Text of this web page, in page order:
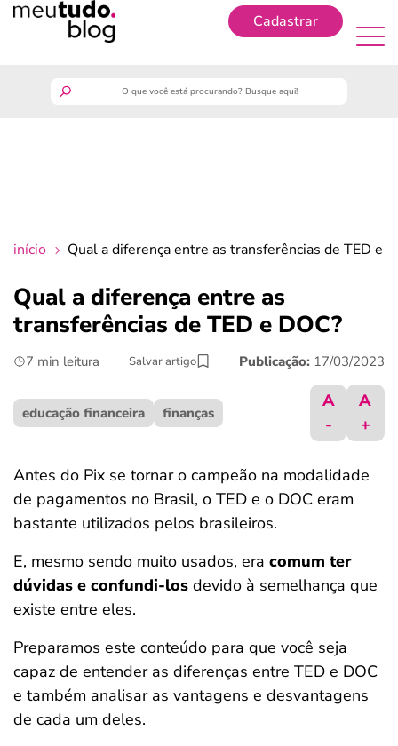
Cadastrar
crédito fácil
últimas notícias
ferramentas
início Qual a diferença entre as transferências de TED e
Qual a diferença entre as
transferências de TED e DOC?
7 min leitura Salvar artigo Publicação: 17/03/2023
educação financeira finanças
A
-
A
+
Antes do Pix se tornar o campeão na modalidade
de pagamentos no Brasil, o TED e o DOC eram
bastante utilizados pelos brasileiros.
E, mesmo sendo muito usados, era comum ter
dúvidas e confundi-los devido à semelhança que
existe entre eles.
Preparamos este conteúdo para que você seja
capaz de entender as diferenças entre TED e DOC
e também analisar as vantagens e desvantagens
de cada um deles.